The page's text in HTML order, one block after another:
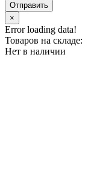
Отправить
×
Error loading data!
Товаров на складе:
Нет в наличии